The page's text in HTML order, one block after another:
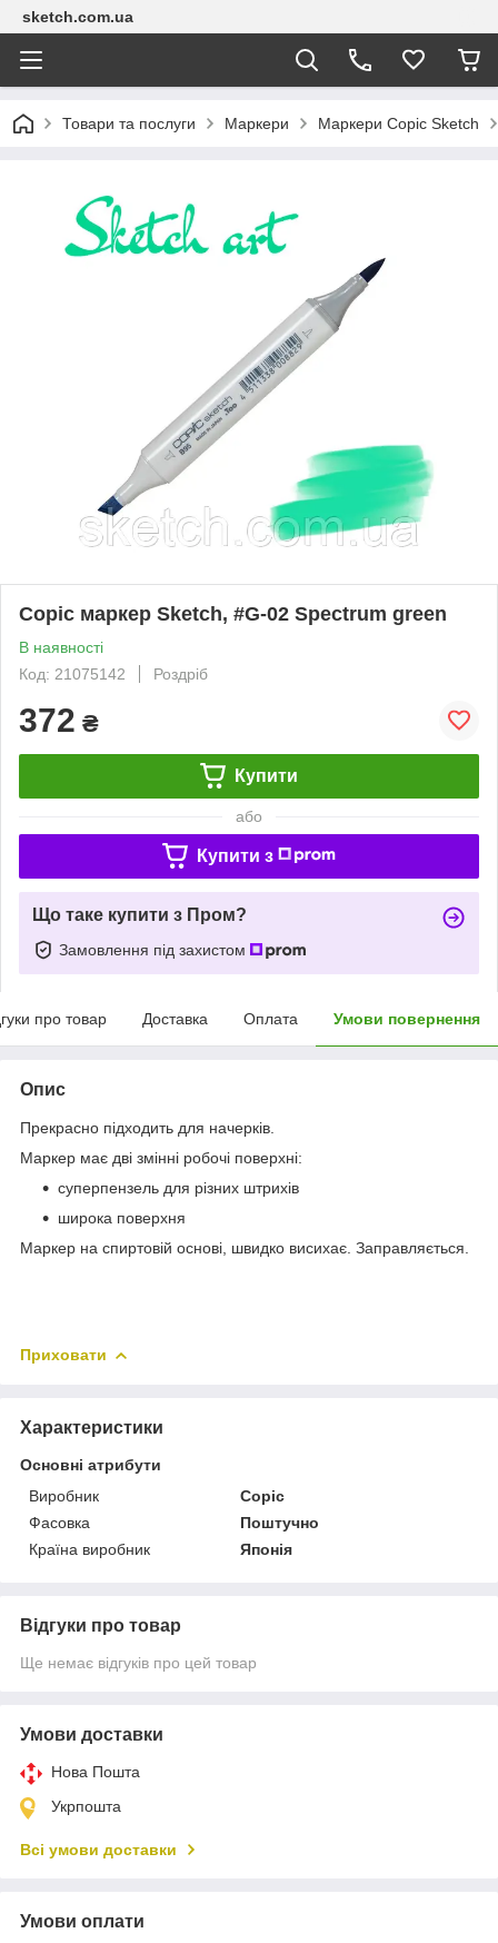
sketch.com.ua
Товари та послуги Маркери Маркери Copic Sketch
Copic маркер Sketch, #G-02 Spectrum green
В наявності
Код: 21075142
Роздріб
372 ₴
Купити
або
Купити з
Що таке купити з Пром?
Замовлення під захистом
про товар Доставка Оплата Умови повернення
Опис
Прекрасно підходить для начерків.
Маркер має дві змінні робочі поверхні:
суперпензель для різних штрихів
широка поверхня
Маркер на спиртовій основі, швидко висихає. Заправляється.
Приховати
Характеристики
Основні атрибути
Виробник
Copic
Фасовка
Поштучно
Країна виробник
Японія
Відгуки про товар
Ще немає відгуків про цей товар
Умови доставки
Нова Пошта
Укрпошта
Всі умови доставки
Умови оплати